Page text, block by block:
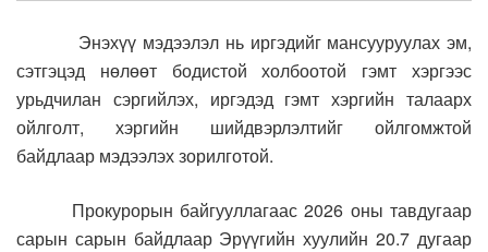
Энэхүү мэдээлэл нь иргэдийг мансууруулах эм,
сэтгэцэд нөлөөт бодистой холбоотой гэмт хэргээс
урьдчилан сэргийлэх, иргэдэд гэмт хэргийн талаарх
ойлголт, хэргийн шийдвэрлэлтийг ойлгомжтой
байдлаар мэдээлэх зорилготой.
Прокурорын байгууллагаас 2026 оны тавдугаар
сарын сарын байдлаар Эрүүгийн хуулийн 20.7 дугаар